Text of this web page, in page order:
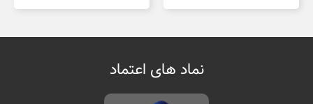
نماد های اعتماد